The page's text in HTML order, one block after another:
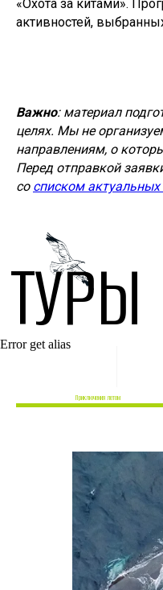
«Охота за китами».
активностей,
Важно: материал
целях. Мы не
направлениям, о
Перед отправкой
со списком актуальных
ТУРЫ
Error get alias
Приключения летом